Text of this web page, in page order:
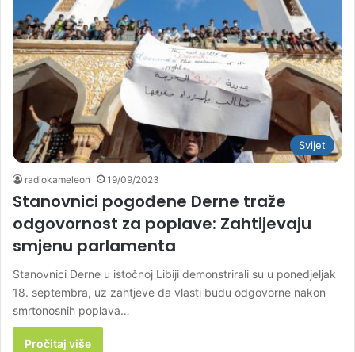
Svijet
radiokameleon 19/09/2023
Stanovnici pogođene Derne traže
odgovornost za poplave: Zahtijevaju
smjenu parlamenta
Stanovnici Derne u istočnoj Libiji demonstrirali su u ponedjeljak
18. septembra, uz zahtjeve da vlasti budu odgovorne nakon
smrtonosnih poplava…
Pročitaj više